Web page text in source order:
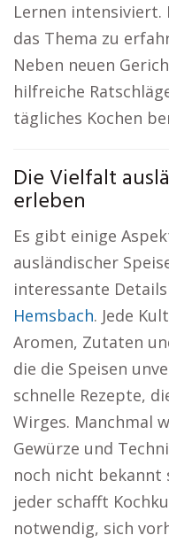
Lernen intensiviert.
das Thema zu
Neben neuen
hilfreiche
tägliches Kochen
Die Vielfalt
erleben
Es gibt einige
ausländischer
interessante
Hemsbach. Jede
Aromen, Zutaten
die die Speisen
schnelle Rezepte,
Wirges. Manchmal
Gewürze und
noch nicht bekannt
jeder schafft
notwendig, sich